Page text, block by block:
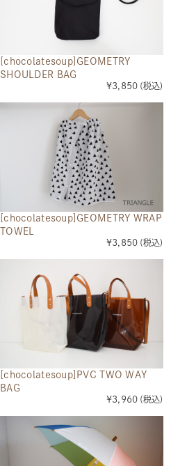
[chocolatesoup]GEOMETRY
SHOULDER BAG
¥3,850 (税込)
[chocolatesoup]GEOMETRY WRAP
TOWEL
¥3,850 (税込)
[chocolatesoup]PVC TWO WAY
BAG
¥3,960 (税込)